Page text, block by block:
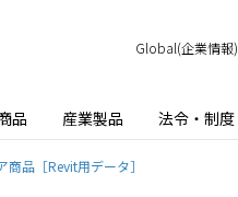
品 産業製品 法令・制度
Global(企業情報)
商品［Revit用データ］